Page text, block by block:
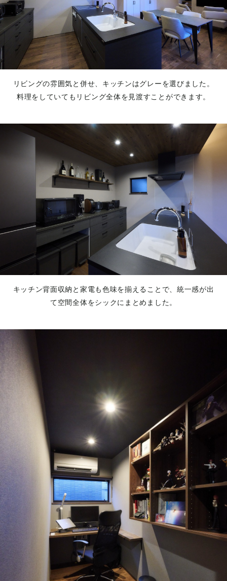
リビングの雰囲気と併せ、キッチンはグレーを選びました。
料理をしていてもリビング全体を見渡すことができます。
キッチン背面収納と家電も色味を揃えることで、統一感が出
て空間全体をシックにまとめました。